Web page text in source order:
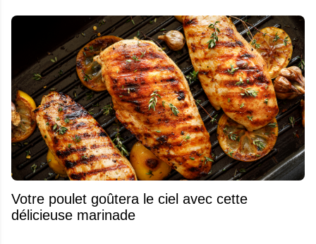
Votre poulet goûtera le ciel avec cette
délicieuse marinade